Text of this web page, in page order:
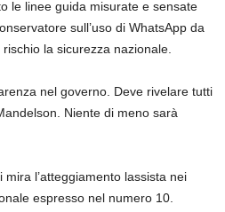
le linee guida misurate e sensate
sull’uso di WhatsApp da
la sicurezza nazionale.
nel governo. Deve rivelare tutti
Niente di meno sarà
mira l’atteggiamento lassista nei
espresso nel numero 10.